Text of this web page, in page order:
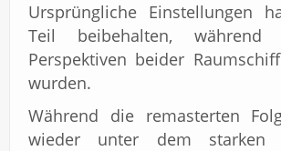
Ursprüngliche Einstellungen
Teil beibehalten, während
Perspektiven beider
wurden.
Während die remasterten
wieder unter dem starken